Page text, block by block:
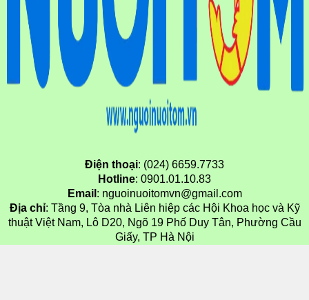
Điện thoại: (024) 6659.7733
Hotline: 0901.01.10.83
Email : nguoinuoitomvn@gmail.com
Địa chỉ: Tầng 9, Tòa nhà Liên hiệp các Hội Khoa học và Kỹ
thuật Việt Nam, Lô D20, Ngõ 19 Phố Duy Tân, Phường Cầu
Giấy, TP Hà Nội